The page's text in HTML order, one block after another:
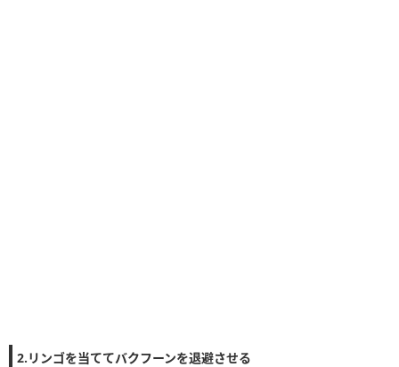
2.リンゴを当ててバクフーンを退避させる